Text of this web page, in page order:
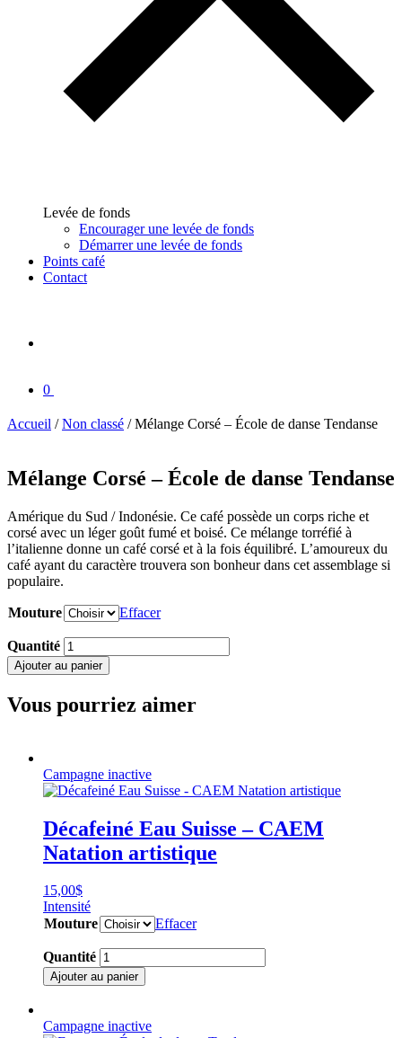
Levée de fonds
Encourager une levée de fonds
Démarrer une levée de fonds
Points café
Contact
0
Accueil /Non classé / Mélange Corsé – École de danse Tendanse
Mélange Corsé – École de danse Tendanse
Amérique du Sud / Indonésie. Ce café possède un corps riche et
corsé avec un léger goût fumé et boisé. Ce mélange torréfié à
l’italienne donne un café corsé et à la fois équilibré. L’amoureux du
café ayant du caractère trouvera son bonheur dans cet assemblage si
populaire.
Mouture Effacer
Quantité quantité
de
Mélange
-
Tendanse
Ajouter au panier
Vous pourriez aimer
Campagne inactive
Décafeiné Eau Suisse – CAEM
Natation artistique
15,00$
Intensité
Mouture
Effacer
Quantité quantité
de
Décafeiné
Suisse
Ajouter au panier
Campagne inactive